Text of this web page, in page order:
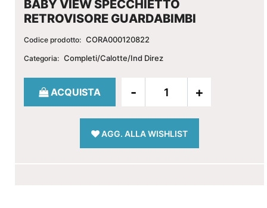
BABY VIEW SPECCHIETTO
RETROVISORE GUARDABIMBI
Codice prodotto: CORA000120822
Categoria: Completi/Calotte/Ind Direz
Quantità
ACQUISTA
AGG. ALLA WISHLIST